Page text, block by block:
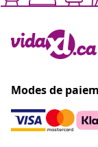
Modes de